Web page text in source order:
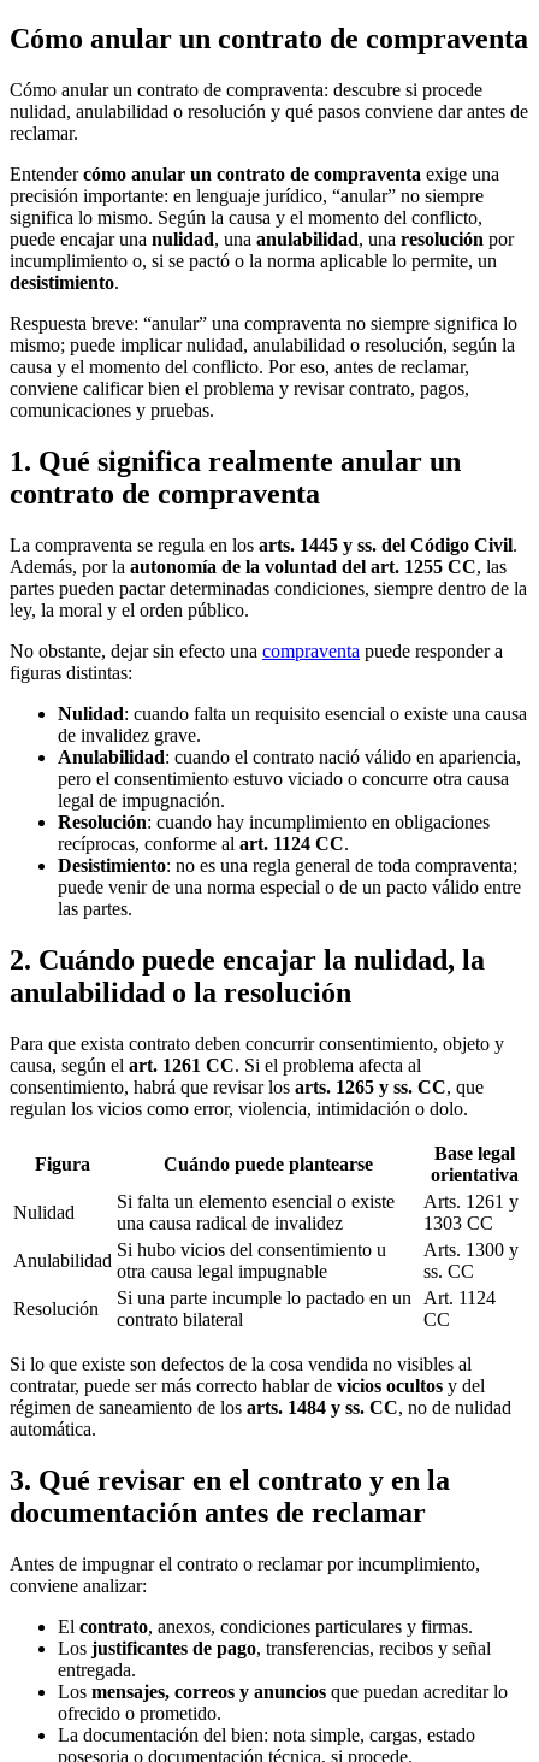
Cómo anular un contrato de compraventa
Cómo anular un contrato de compraventa: descubre si procede
nulidad, anulabilidad o resolución y qué pasos conviene dar antes de
reclamar.
Entendercómo anular un contrato de compraventa exige una
precisión importante: en lenguaje jurídico, “anular” no siempre
significa lo mismo. Según la causa y el momento del conflicto,
puede encajar una nulidad, una anulabilidad, una resolución por
incumplimiento o, si se pactó o la norma aplicable lo permite, un
desistimiento.
Respuesta breve: “anular” una compraventa no siempre significa lo
mismo; puede implicar nulidad, anulabilidad o resolución, según la
causa y el momento del conflicto. Por eso, antes de reclamar,
conviene calificar bien el problema y revisar contrato, pagos,
comunicaciones y pruebas.
1. Qué significa realmente anular un
contrato de compraventa
La compraventa se regula en los arts. 1445 y ss. del Código Civil.
Además, por la autonomía de la voluntad del art. 1255 CC, las
partes pueden pactar determinadas condiciones, siempre dentro de la
ley, la moral y el orden público.
No obstante, dejar sin efecto una compraventa puede responder a
figuras distintas:
Nulidad: cuando falta un requisito esencial o existe una causa
de invalidez grave.
Anulabilidad: cuando el contrato nació válido en apariencia,
pero el consentimiento estuvo viciado o concurre otra causa
legal de impugnación.
Resolución: cuando hay incumplimiento en obligaciones
recíprocas, conforme al art. 1124 CC.
Desistimiento: no es una regla general de toda compraventa;
puede venir de una norma especial o de un pacto válido entre
las partes.
2. Cuándo puede encajar la nulidad, la
anulabilidad o la resolución
Para que exista contrato deben concurrir consentimiento, objeto y
causa, según el art. 1261 CC. Si el problema afecta al
consentimiento, habrá que revisar los arts. 1265 y ss. CC, que
regulan los vicios como error, violencia, intimidación o dolo.
Figura Cuándo puede plantearse
Base legal
orientativa
Nulidad
Si falta un elemento esencial o existe
una causa radical de invalidez
Arts. 1261 y
1303 CC
Anulabilidad
Si hubo vicios del consentimiento u
otra causa legal impugnable
Arts. 1300 y
ss. CC
Resolución
Si una parte incumple lo pactado en un
contrato bilateral
Art. 1124
CC
Si lo que existe son defectos de la cosa vendida no visibles al
contratar, puede ser más correcto hablar de vicios ocultos y del
régimen de saneamiento de los arts. 1484 y ss. CC, no de nulidad
automática.
3. Qué revisar en el contrato y en la
documentación antes de reclamar
Antes de impugnar el contrato o reclamar por incumplimiento,
conviene analizar:
El contrato, anexos, condiciones particulares y firmas.
Los justificantes de pago, transferencias, recibos y señal
entregada.
Los mensajes, correos y anuncios que puedan acreditar lo
ofrecido o prometido.
La documentación del bien: nota simple, cargas, estado
posesoria o documentación técnica, si procede.